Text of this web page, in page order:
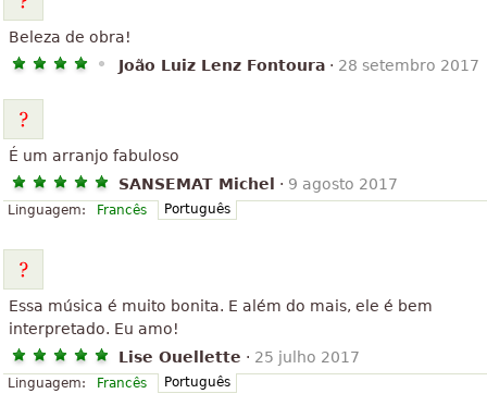
Beleza de obra!
João Luiz Lenz Fontoura · 28 setembro 2017
É um arranjo fabuloso
SANSEMAT Michel
· 9 agosto 2017
Linguagem: Francês Português
Essa música é muito bonita. E além do mais, ele é bem
interpretado. Eu amo!
Lise Ouellette · 25 julho 2017
Linguagem: Francês Português